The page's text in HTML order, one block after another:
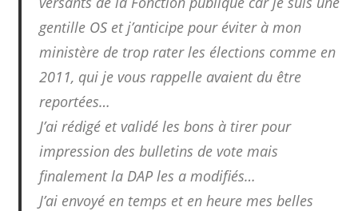
gentille OS et j’anticipe pour éviter à mon
ministère de trop rater les élections comme en
2011, qui je vous rappelle avaient du être
reportées…
J’ai rédigé et validé les bons à tirer pour
impression des bulletins de vote mais
finalement la DAP les a modifiés…
J’ai envoyé en temps et en heure mes belles